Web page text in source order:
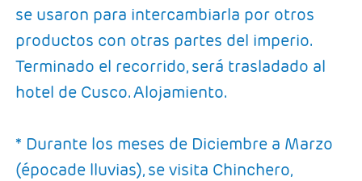
se usaron para intercambiarla por otros
productos con otras partes del imperio.
Terminado el recorrido, será trasladado al
hotel de Cusco. Alojamiento.
* Durante los meses de Diciembre a Marzo
(épocade lluvias), se visita Chinchero,